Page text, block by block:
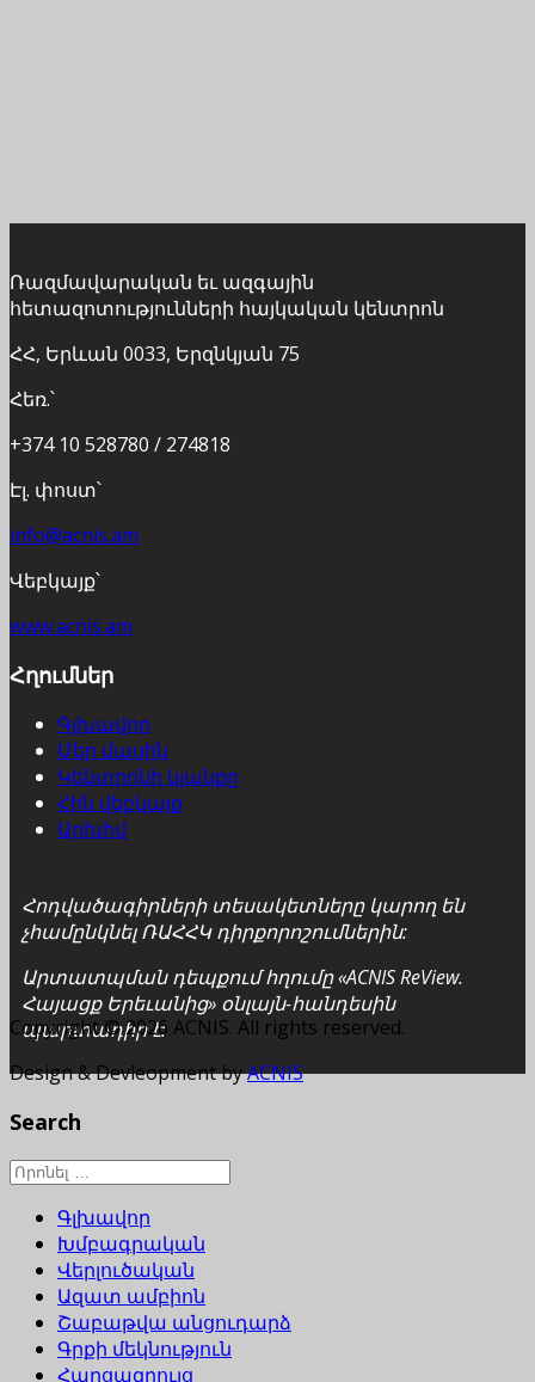
Ռազմավարական եւ ազգային
հետազոտությունների հայկական կենտրոն
ՀՀ, Երևան 0033, Երզնկյան 75
Հեռ.՝
+374 10 528780 / 274818
Էլ. փոստ՝
info@acnis.am
Վեբկայք՝
www.acnis.am
Հղումներ
Գլխավոր
Մեր մասին
Կենտրոնի կյանքը
Հին վեբկայք
Արխիվ
Հոդվածագիրների տեսակետները կարող են
չհամընկնել ՌԱՀՀԿ դիրքորոշումներին:
Արտատպման դեպքում հղումը «ACNIS ReView.
Հայացք Երեւանից» օնլայն-հանդեսին
պարտադիր է:
Copyright © 2026 ACNIS. All rights reserved.
Design & Devleopment byACNIS
Search
Գլխավոր
Խմբագրական
Վերլուծական
Ազատ ամբիոն
Շաբաթվա անցուդարձ
Գրքի մեկնություն
Հարցազրույց